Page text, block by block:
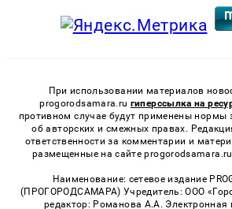
При использовании материалов
progorodsamara.ru гиперссылка на
противном случае будут применены нормы
об авторских и смежных правах.
ответственности за комментарии и
размещенные на сайте
Наименование: сетевое издание
(ПРОГОРОДСАМАРА) Учредитель: ООО
редактор: Романова А.А. Электронная